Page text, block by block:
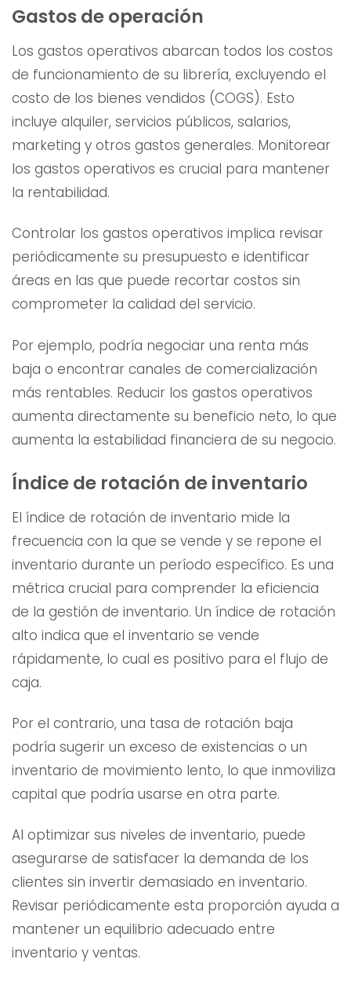
Gastos de operación
Los gastos operativos abarcan todos los costos
de funcionamiento de su librería, excluyendo el
costo de los bienes vendidos (COGS). Esto
incluye alquiler, servicios públicos, salarios,
marketing y otros gastos generales. Monitorear
los gastos operativos es crucial para mantener
la rentabilidad.
Controlar los gastos operativos implica revisar
periódicamente su presupuesto e identificar
áreas en las que puede recortar costos sin
comprometer la calidad del servicio.
Por ejemplo, podría negociar una renta más
baja o encontrar canales de comercialización
más rentables. Reducir los gastos operativos
aumenta directamente su beneficio neto, lo que
aumenta la estabilidad financiera de su negocio.
Índice de rotación de inventario
El índice de rotación de inventario mide la
frecuencia con la que se vende y se repone el
inventario durante un período específico. Es una
métrica crucial para comprender la eficiencia
de la gestión de inventario. Un índice de rotación
alto indica que el inventario se vende
rápidamente, lo cual es positivo para el flujo de
caja.
Por el contrario, una tasa de rotación baja
podría sugerir un exceso de existencias o un
inventario de movimiento lento, lo que inmoviliza
capital que podría usarse en otra parte.
Al optimizar sus niveles de inventario, puede
asegurarse de satisfacer la demanda de los
clientes sin invertir demasiado en inventario.
Revisar periódicamente esta proporción ayuda a
mantener un equilibrio adecuado entre
inventario y ventas.